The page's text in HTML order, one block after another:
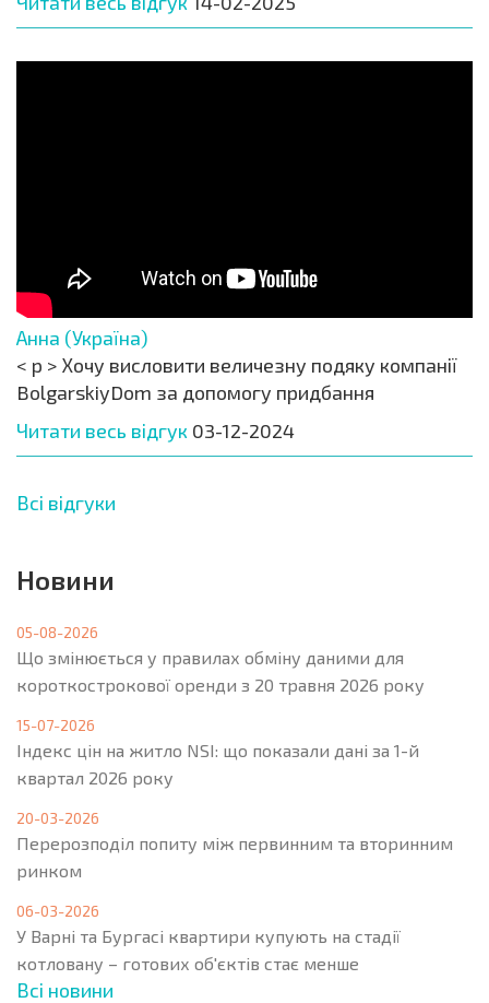
Анна (Україна)
< p > Хочу висловити величезну подяку компанії
BolgarskiyDom за допомогу придбання
Читати весь відгук 03-12-2024
Всі відгуки
Новини
05-08-2026
Що змінюється у правилах обміну даними для
короткострокової оренди з 20 травня 2026 року
15-07-2026
Індекс цін на житло NSI: що показали дані за 1-й
квартал 2026 року
20-03-2026
Перерозподіл попиту між первинним та вторинним
ринком
06-03-2026
У Варні та Бургасі квартири купують на стадії
котловану – готових об'єктів стає менше
Всі новини